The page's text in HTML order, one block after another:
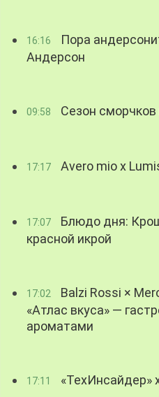
16:16
Пора
Андерсон
09:58 Сезон
17:17 Avero mio x
17:07
Блюдо дня:
красной икрой
17:02
Balzi Rossi ×
«Атлас вкуса» —
ароматами
17:11 «ТехИнсайдер»